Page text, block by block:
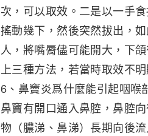
次，可以取效。二是以一手
搖動幾下，然後突然拔出，
人，將嘴脣儘可能開大，下
上三種方法，若當時取效不
6、鼻竇炎爲什麼能引起咽喉
鼻竇有開口通入鼻腔，鼻腔
物（膿涕、鼻涕）長期向後